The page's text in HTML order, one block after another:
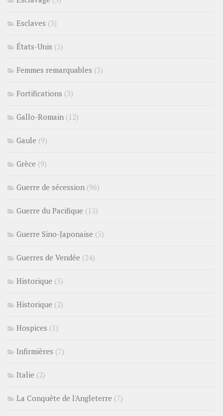
Esclaves (3)
États-Unis (5)
Femmes remarquables (3)
Fortifications (3)
Gallo-Romain (12)
Gaule (9)
Grèce (9)
Guerre de sécession (96)
Guerre du Pacifique (15)
Guerre Sino-Japonaise (5)
Guerres de Vendée (24)
Historique (5)
Historique (2)
Hospices (1)
Infirmières (7)
Italie (2)
La Conquête de l'Angleterre (7)